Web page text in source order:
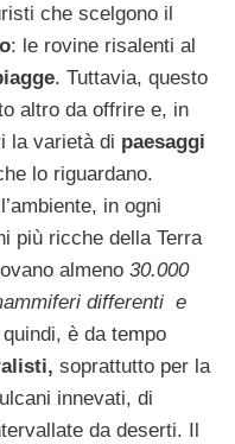
che scelgono il
: le rovine risalenti al
. Tuttavia, questo
altro da offrire e, in
la varietà di paesaggi
lo riguardano.
in ogni
più ricche della Terra
almeno 30.000
differenti e
quindi, è da tempo
soprattutto per la
innevati, di
da deserti. Il